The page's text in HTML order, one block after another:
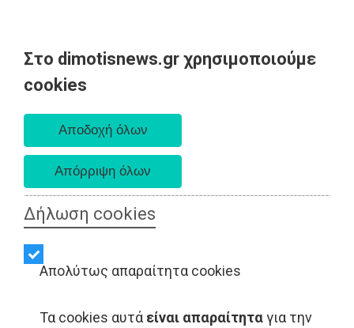
Στο dimotisnews.gr χρησιμοποιούμε
cookies
Δήλωση cookies
Απολύτως απαραίτητα cookies
Τα cookies αυτά είναι απαραίτηταγια την